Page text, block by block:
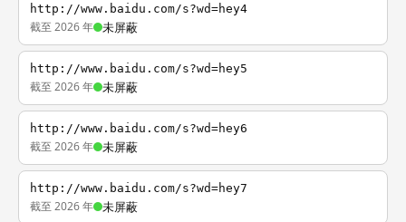
http://www.baidu.com/s?wd=hey4
截至 2026 年 未屏蔽
http://www.baidu.com/s?wd=hey5
截至 2026 年 未屏蔽
http://www.baidu.com/s?wd=hey6
截至 2026 年 未屏蔽
http://www.baidu.com/s?wd=hey7
截至 2026 年 未屏蔽